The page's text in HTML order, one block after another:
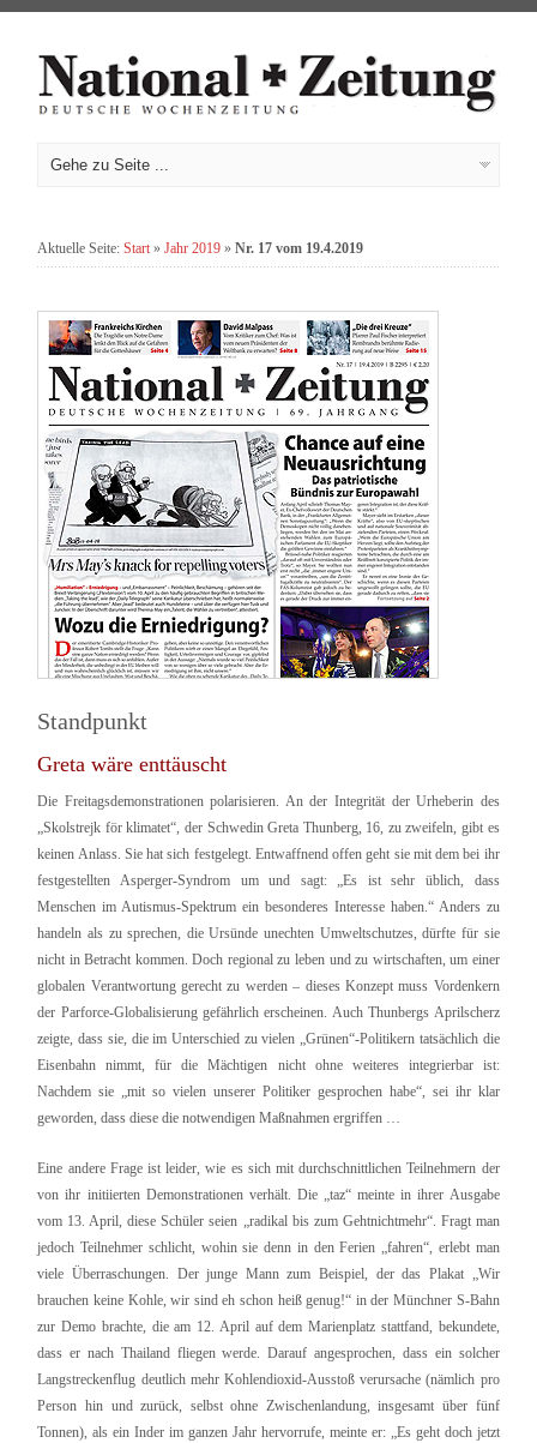
Aktuelle Seite:Start »Jahr 2019 »Nr. 17 vom 19.4.2019
Standpunkt
Greta wäre enttäuscht
Die Freitagsdemonstrationen polarisieren. An der Integrität der Urheberin des
„Skolstrejk för klimatet“, der Schwedin Greta Thunberg, 16, zu zweifeln, gibt es
keinen Anlass. Sie hat sich festgelegt. Entwaffnend offen geht sie mit dem bei ihr
festgestellten Asperger-Syndrom um und sagt: „Es ist sehr üblich, dass
Menschen im Autismus-Spektrum ein besonderes Interesse haben.“ Anders zu
handeln als zu sprechen, die Ursünde unechten Umweltschutzes, dürfte für sie
nicht in Betracht kommen. Doch regional zu leben und zu wirtschaften, um einer
globalen Verantwortung gerecht zu werden – dieses Konzept muss Vordenkern
der Parforce-Globalisierung gefährlich erscheinen. Auch Thunbergs Aprilscherz
zeigte, dass sie, die im Unterschied zu vielen „Grünen“-Politikern tatsächlich die
Eisenbahn nimmt, für die Mächtigen nicht ohne weiteres integrierbar ist:
Nachdem sie „mit so vielen unserer Politiker gesprochen habe“, sei ihr klar
geworden, dass diese die notwendigen Maßnahmen ergriffen …
Eine andere Frage ist leider, wie es sich mit durchschnittlichen Teilnehmern der
von ihr initiierten Demonstrationen verhält. Die „taz“ meinte in ihrer Ausgabe
vom 13. April, diese Schüler seien „radikal bis zum Gehtnichtmehr“. Fragt man
jedoch Teilnehmer schlicht, wohin sie denn in den Ferien „fahren“, erlebt man
viele Überraschungen. Der junge Mann zum Beispiel, der das Plakat „Wir
brauchen keine Kohle, wir sind eh schon heiß genug!“ in der Münchner S-Bahn
zur Demo brachte, die am 12. April auf dem Marienplatz stattfand, bekundete,
dass er nach Thailand fliegen werde. Darauf angesprochen, dass ein solcher
Langstreckenflug deutlich mehr Kohlendioxid-Ausstoß verursache (nämlich pro
Person hin und zurück, selbst ohne Zwischenlandung, insgesamt über fünf
Tonnen), als ein Inder im ganzen Jahr hervorrufe, meinte er: „Es geht doch jetzt